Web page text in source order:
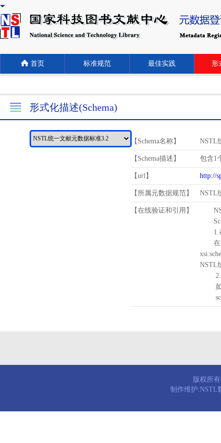
首页 标准规范 最佳实践 形
形式化描述(Schema)
【Schema名称】 NSTL
【Schema描述】 包含1
【url】 http://
【所属元数据规范】 NSTL
【在线验证和引用】
1.
在待
NSTL
2.
如需
版权所
制作维护:NSTL